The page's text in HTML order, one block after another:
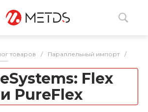
товаров / Параллельный импорт /
Flex
PureFlex